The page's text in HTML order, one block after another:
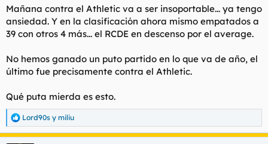
Mañana contra el Athletic va a ser insoportable... ya tengo
ansiedad. Y en la clasificación ahora mismo empatados a
39 con otros 4 más... el RCDE en descenso por el average.
No hemos ganado un puto partido en lo que va de año, el
último fue precisamente contra el Athletic.
Qué puta mierda es esto.
R
e
a
Lord90s y miliu